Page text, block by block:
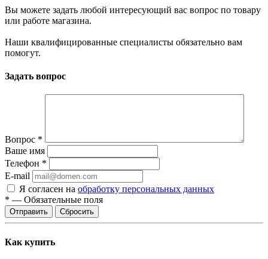
Вы можете задать любой интересующий вас вопрос по товару
или работе магазина.
Наши квалифицированные специалисты обязательно вам
помогут.
Задать вопрос
Вопрос *
Ваше имя
Телефон *
E-mail
Я согласен на обработку персональных данных
* — Обязательные поля
Отправить Сбросить
Как купить